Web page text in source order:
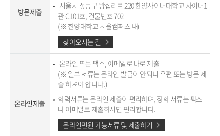
방문제출
서울시 성동구 왕십리로 220 한양사이버대학교 사이버1
관 C101호, 건물번호 702
(※ 한양대학교 서울캠퍼스 내)
찾아오시는 길
온라인제출
온라인 또는 팩스, 이메일로 바로 제출
(※ 일부 서류는 온라인 발급이 안되니 우편 또는 방문 제
출 하셔야 합니다.)
학력서류는 온라인 제출이 편리하며, 장학 서류는 팩스
나 이메일로 제출하시면 편리합니다.
온라인민원 가능서류 및 제출하기